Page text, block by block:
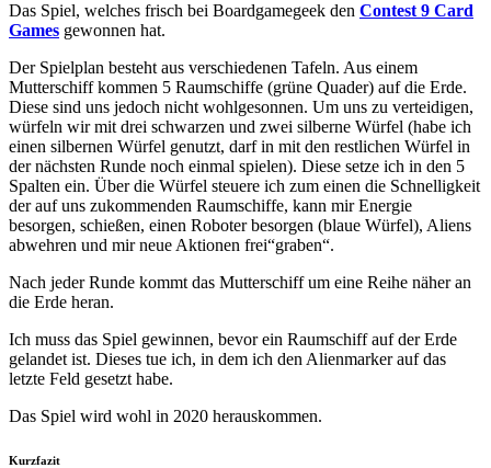
Das Spiel, welches frisch bei Boardgamegeek den Contest 9 Card
Games gewonnen hat.
Der Spielplan besteht aus verschiedenen Tafeln. Aus einem
Mutterschiff kommen 5 Raumschiffe (grüne Quader) auf die Erde.
Diese sind uns jedoch nicht wohlgesonnen. Um uns zu verteidigen,
würfeln wir mit drei schwarzen und zwei silberne Würfel (habe ich
einen silbernen Würfel genutzt, darf in mit den restlichen Würfel in
der nächsten Runde noch einmal spielen). Diese setze ich in den 5
Spalten ein. Über die Würfel steuere ich zum einen die Schnelligkeit
der auf uns zukommenden Raumschiffe, kann mir Energie
besorgen, schießen, einen Roboter besorgen (blaue Würfel), Aliens
abwehren und mir neue Aktionen frei“graben“.
Nach jeder Runde kommt das Mutterschiff um eine Reihe näher an
die Erde heran.
Ich muss das Spiel gewinnen, bevor ein Raumschiff auf der Erde
gelandet ist. Dieses tue ich, in dem ich den Alienmarker auf das
letzte Feld gesetzt habe.
Das Spiel wird wohl in 2020 herauskommen.
Kurzfazit